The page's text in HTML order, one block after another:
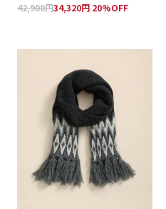
42,900円34,320円 20%OFF